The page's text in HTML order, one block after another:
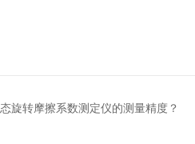
旋转摩擦系数测定仪的测量精度？